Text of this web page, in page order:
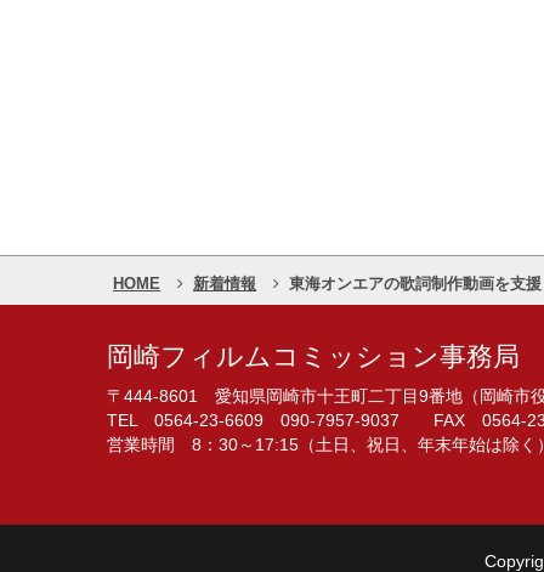
HOME 新着情報 東海オンエアの歌詞制作動画を支
岡崎フィルムコミッション事務局
〒444-8601 愛知県岡崎市十王町二丁目9番地（岡崎市
TEL 0564-23-6609 090-7957-9037 FAX 0564-
営業時間 8：30～17:15（土日、祝日、年末年始は除く